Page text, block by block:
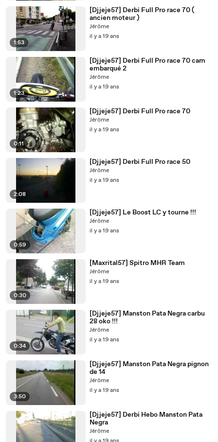
1:53
[Djjeje57] Derbi Full Pro race 70 (
ancien moteur )
Jérôme
il y a 19 ans
1:23
[Djjeje57] Derbi Full Pro race 70 cam
embarqué 2
Jérôme
il y a 19 ans
0:11
[Djjeje57] Derbi Full Pro race 70
Jérôme
il y a 19 ans
2:08
[Djjeje57] Derbi Full Pro race 50
Jérôme
il y a 19 ans
0:59
[Djjeje57] Le Boost LC y tourne !!!
Jérôme
il y a 19 ans
0:30
[Maxrital57] Spitro MHR Team
Jérôme
il y a 19 ans
0:34
[Djjeje57] Manston Pata Negra carbu
28 oko !!!
Jérôme
il y a 19 ans
3:50
[Djjeje57] Manston Pata Negra pignon
de 14
Jérôme
il y a 19 ans
[Djjeje57] Derbi Hebo Manston Pata
Negra
Jérôme